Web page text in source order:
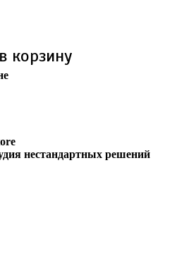
корзину
нестандартных решений